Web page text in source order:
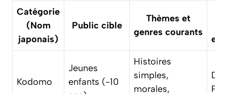
Catégorie
(Nom
japonais)
Public cible
Thèmes et
genres courants
Kodomo
Jeunes
enfants (-10
Histoires
simples,
morales,